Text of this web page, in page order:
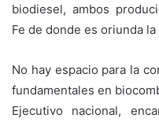
biodiesel, ambos
Fe de donde es oriunda
No hay espacio para la
fundamentales en
Ejecutivo nacional,